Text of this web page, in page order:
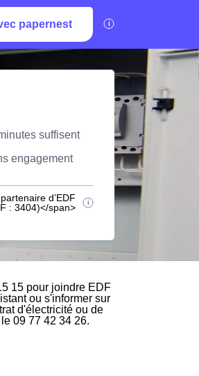
papernest
suffisent
engagement
d’EDF
: 3404)</span>
15 pour joindre EDF
ou s'informer sur
d'électricité ou de
09 77 42 34 26.